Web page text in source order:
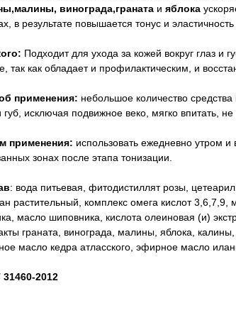
винограда,граната и яблока
в результате повышается тонус и эластичность
Подходит для ухода за кожей вокруг глаз и
так как обладает и профилактическим, и
применения: небольшое количество средства
губ, исключая подвижное веко, мягко впитать, не
применения: использовать ежедневно утром
зонах после этапа тонизации.
: вода питьевая, фитодистиллят розы,
растительный, комплекс омега кислот
масло шиповника, кислота олеиновая (и)
граната, винограда, малины, яблока, калины,
масло кедра атласского, эфирное масло
2012